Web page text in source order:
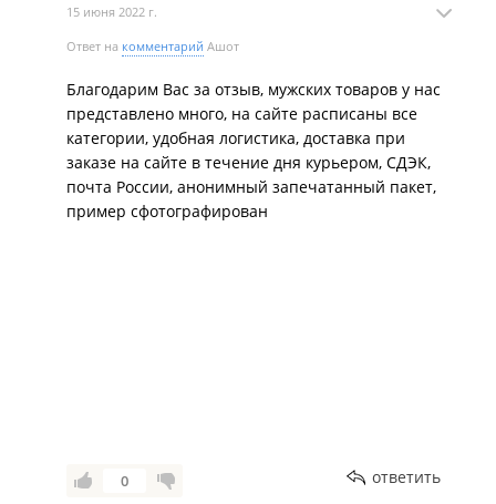
15 июня 2022 г.
Ответ на комментарий Ашот
Благодарим Вас за отзыв, мужских товаров у нас
представлено много, на сайте расписаны все
категории, удобная логистика, доставка при
заказе на сайте в течение дня курьером, СДЭК,
почта России, анонимный запечатанный пакет,
пример сфотографирован
0 ответить